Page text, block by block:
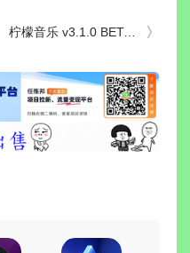
柠檬音乐 v3.1.0 BETA2 去广告精简版